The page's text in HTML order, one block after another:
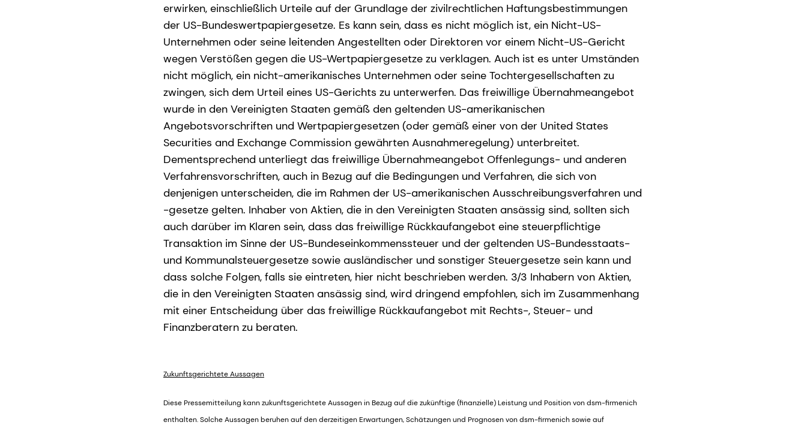
erwirken, einschließlich Urteile auf der Grundlage der zivilrechtlichen Haftungsbestimmungen
der US-Bundeswertpapiergesetze. Es kann sein, dass es nicht möglich ist, ein Nicht-US-
Unternehmen oder seine leitenden Angestellten oder Direktoren vor einem Nicht-US-Gericht
wegen Verstößen gegen die US-Wertpapiergesetze zu verklagen. Auch ist es unter Umständen
nicht möglich, ein nicht-amerikanisches Unternehmen oder seine Tochtergesellschaften zu
zwingen, sich dem Urteil eines US-Gerichts zu unterwerfen. Das freiwillige Übernahmeangebot
wurde in den Vereinigten Staaten gemäß den geltenden US-amerikanischen
Angebotsvorschriften und Wertpapiergesetzen (oder gemäß einer von der United States
Securities and Exchange Commission gewährten Ausnahmeregelung) unterbreitet.
Dementsprechend unterliegt das freiwillige Übernahmeangebot Offenlegungs- und anderen
Verfahrensvorschriften, auch in Bezug auf die Bedingungen und Verfahren, die sich von
denjenigen unterscheiden, die im Rahmen der US-amerikanischen Ausschreibungsverfahren und
-gesetze gelten. Inhaber von Aktien, die in den Vereinigten Staaten ansässig sind, sollten sich
auch darüber im Klaren sein, dass das freiwillige Rückkaufangebot eine steuerpflichtige
Transaktion im Sinne der US-Bundeseinkommenssteuer und der geltenden US-Bundesstaats-
und Kommunalsteuergesetze sowie ausländischer und sonstiger Steuergesetze sein kann und
dass solche Folgen, falls sie eintreten, hier nicht beschrieben werden. 3/3 Inhabern von Aktien,
die in den Vereinigten Staaten ansässig sind, wird dringend empfohlen, sich im Zusammenhang
mit einer Entscheidung über das freiwillige Rückkaufangebot mit Rechts-, Steuer- und
Finanzberatern zu beraten.
Zukunftsgerichtete Aussagen
Diese Pressemitteilung kann zukunftsgerichtete Aussagen in Bezug auf die zukünftige (finanzielle) Leistung und Position von dsm-firmenich
enthalten. Solche Aussagen beruhen auf den derzeitigen Erwartungen, Schätzungen und Prognosen von dsm-firmenich sowie auf